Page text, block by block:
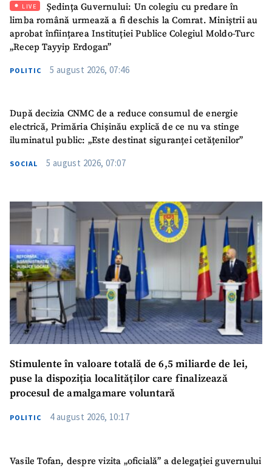
LIVE
Ședința Guvernului: Un colegiu cu predare în
limba română urmează a fi deschis la Comrat. Miniștrii au
aprobat înființarea Instituției Publice Colegiul Moldo-Turc
„Recep Tayyip Erdogan”
POLITIC 5 august 2026, 07:46
După decizia CNMC de a reduce consumul de energie
electrică, Primăria Chișinău explică de ce nu va stinge
iluminatul public: „Este destinat siguranței cetățenilor”
SOCIAL 5 august 2026, 07:07
Stimulente în valoare totală de 6,5 miliarde de lei,
puse la dispoziția localităților care finalizează
procesul de amalgamare voluntară
POLITIC 4 august 2026, 10:17
Vasile Tofan, despre vizita „oficială” a delegației guvernului